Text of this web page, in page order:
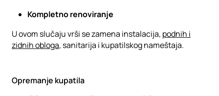
Kompletno renoviranje
U ovom slučaju vrši se zamena instalacija, podnih i
zidnih obloga, sanitarija i kupatilskog nameštaja.
Opremanje kupatila